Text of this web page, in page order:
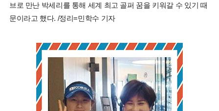
브로 만난 박세리를 통해 세계 최고 골퍼 꿈을 키워갈 수 있기 때
문이라고 했다. /정리=민학수 기자